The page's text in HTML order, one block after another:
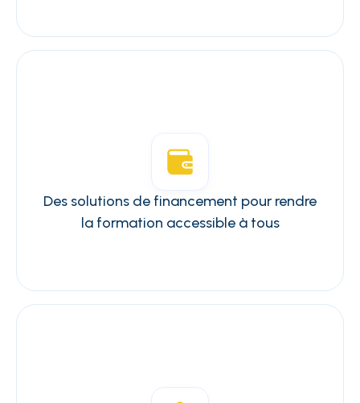
Des solutions de financement pour rendre
la formation accessible à tous